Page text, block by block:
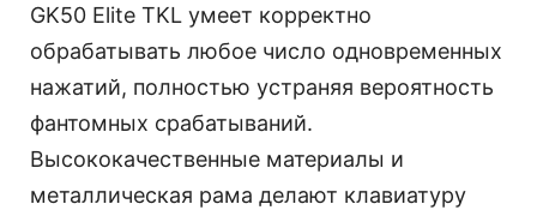
GK50 Elite TKL умеет корректно
обрабатывать любое число одновременных
нажатий, полностью устраняя вероятность
фантомных срабатываний.
Высококачественные материалы и
металлическая рама делают клавиатуру